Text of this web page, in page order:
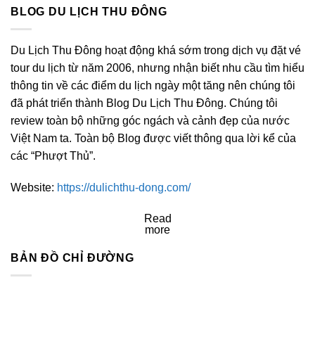
BLOG DU LỊCH THU ĐÔNG
Du Lịch Thu Đông hoạt động khá sớm trong dịch vụ đặt vé
tour du lịch từ năm 2006, nhưng nhận biết nhu cầu tìm hiểu
thông tin về các điểm du lịch ngày một tăng nên chúng tôi
đã phát triển thành Blog Du Lịch Thu Đông. Chúng tôi
review toàn bộ những góc ngách và cảnh đẹp của nước
Việt Nam ta. Toàn bộ Blog được viết thông qua lời kể của
các “Phượt Thủ”.
Website: https://dulichthu-dong.com/
Read
more
BẢN ĐỒ CHỈ ĐƯỜNG